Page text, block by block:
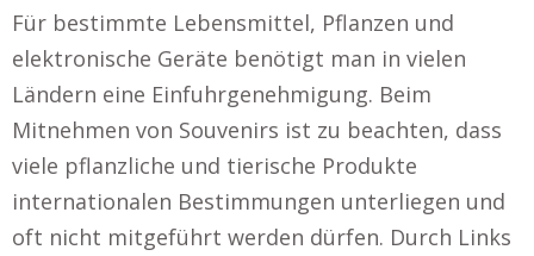
Für bestimmte Lebensmittel, Pflanzen und
elektronische Geräte benötigt man in vielen
Ländern eine Einfuhrgenehmigung. Beim
Mitnehmen von Souvenirs ist zu beachten, dass
viele pflanzliche und tierische Produkte
internationalen Bestimmungen unterliegen und
oft nicht mitgeführt werden dürfen. Durch Links